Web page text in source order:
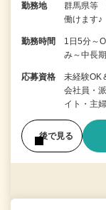
勤務地
群馬県等
働けます♪
勤務時間
1日5分～
み～中長
応募資格
未経験OK
会社員・
イト・主
後で見る